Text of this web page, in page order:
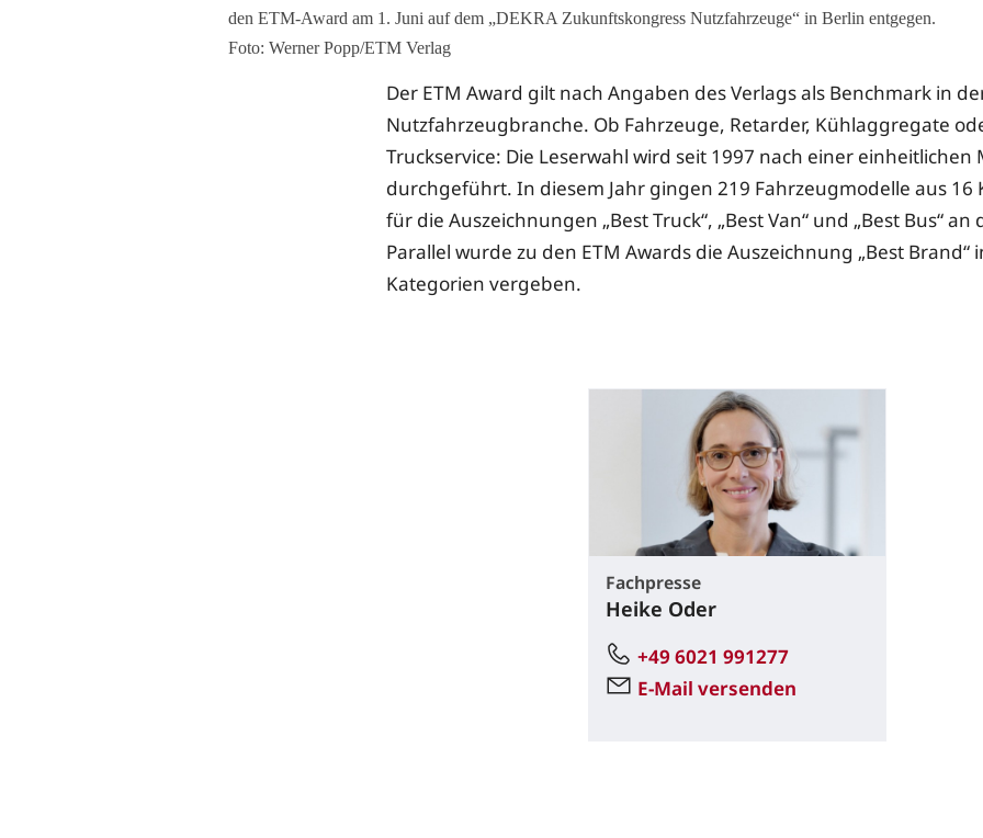
den ETM-Award am 1. Juni auf dem „DEKRA Zukunftskongress Nutzfahrzeuge“ in Berlin entgegen.
Foto: Werner Popp/ETM Verlag
Der ETM Award gilt nach Angaben des Verlags als Benchmark in
Nutzfahrzeugbranche. Ob Fahrzeuge, Retarder, Kühlaggregate
Truckservice: Die Leserwahl wird seit 1997 nach einer einheitlichen
durchgeführt. In diesem Jahr gingen 219 Fahrzeugmodelle aus 16
für die Auszeichnungen „Best Truck“, „Best Van“ und „Best Bus“ an
Parallel wurde zu den ETM Awards die Auszeichnung „Best Brand“
Kategorien vergeben.
Fachpresse
Heike Oder
+49 6021 991277
E-Mail versenden